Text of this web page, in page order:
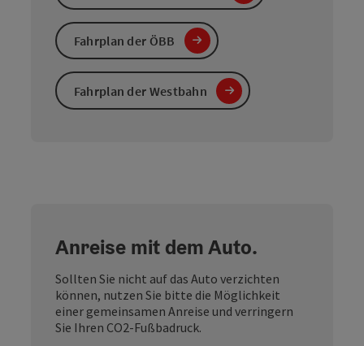
Fahrplan der ÖBB
Fahrplan der Westbahn
Anreise mit dem Auto.
Sollten Sie nicht auf das Auto verzichten
können, nutzen Sie bitte die Möglichkeit
einer gemeinsamen Anreise und verringern
Sie Ihren CO2-Fußbadruck.